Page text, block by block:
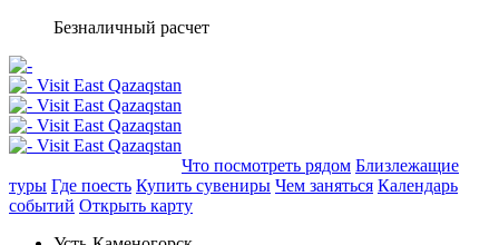
Безналичный расчет
Что посмотреть рядом Близлежащие
туры Где поесть Купить сувениры Чем заняться Календарь
событий Открыть карту